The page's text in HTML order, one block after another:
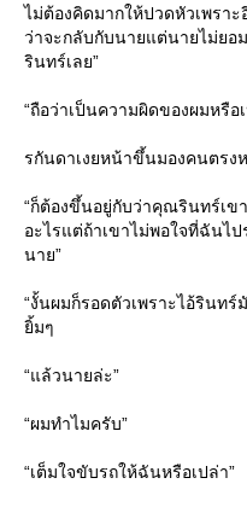
ไม่ต้องคิดมากให้ปวดหัวเพรา
ว่าจะกลับกับนายแต่นายไม่ย
รินทร์เลย”
“ถือว่าเป็นความผิดของผมหรื
รกันดาเงยหน้าขึ้นมองคนตรง
“ก็ต้องขึ้นอยู่กับว่าคุณรินทร์เข
อะไรแต่ถ้าเขาไม่พอใจที่ฉันไ
นาย”
“งั้นผมก็รอดตัวเพราะไอ้รินท
ยิ้มๆ
“แล้วนายล่ะ”
“ผมทำไมครับ”
“เต็มใจขับรถให้ฉันหรือเปล่า”